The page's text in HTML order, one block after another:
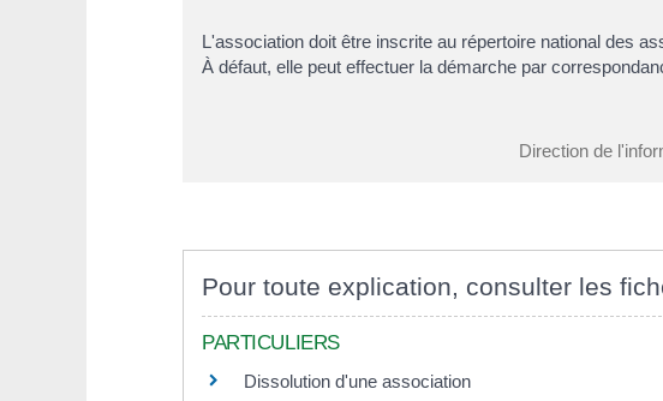
L'association doit être inscrite au répertoire national des
À défaut, elle peut effectuer la démarche par
Direction de
Pour toute explication, consulter les
PARTICULIERS
Dissolution d'une association